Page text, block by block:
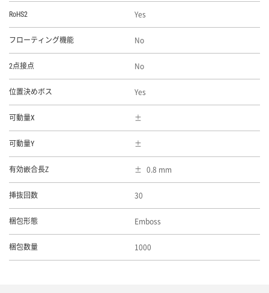
RoHS2 Yes
フローティング機能 No
2点接点 No
位置決めボス Yes
可動量X
可動量Y
有効嵌合長Z 0.8 mm
挿抜回数 30
梱包形態 Emboss
梱包数量 1000